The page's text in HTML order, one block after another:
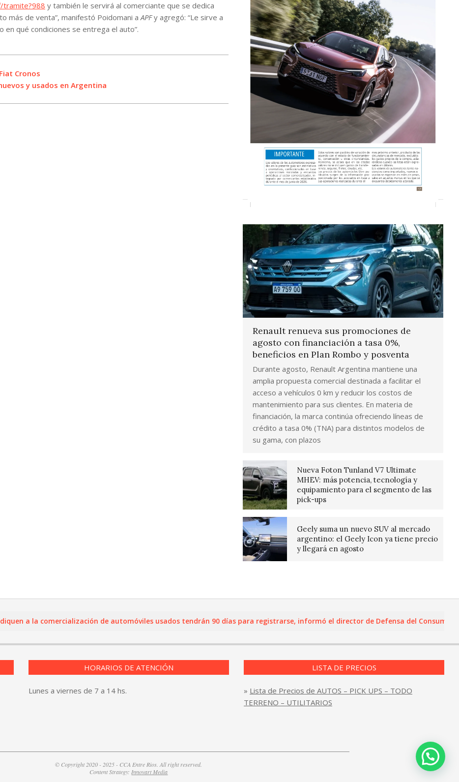
y también le servirá al comerciante que se dedica
más de venta”, manifestó Poidomani aAPFy agregó: “Le sirve a
qué condiciones se entrega el auto”.
Cronos
y usados en Argentina
Renault renueva sus promociones de
agosto con financiación a tasa 0%,
beneficios en Plan Rombo y posventa
Durante agosto, Renault Argentina mantiene una
amplia propuesta comercial destinada a facilitar el
acceso a vehículos 0 km y reducir los costos de
mantenimiento para sus clientes. En materia de
financiación, la marca continúa ofreciendo líneas de
crédito a tasa 0% (TNA) para distintos modelos de
su gama, con plazos
Nueva Foton Tunland V7 Ultimate
MHEV: más potencia, tecnología y
equipamiento para el segmento de las
pick-ups
Geely suma un nuevo SUV al mercado
argentino: el Geely Icon ya tiene precio
y llegará en agosto
la comercialización de automóviles usados tendrán 90 días para registrarse, informó el director de Defensa del Consumidor y
HORARIOS DE ATENCIÓN
Lunes a viernes de 7 a 14 hs.
LISTA DE PRECIOS
» Lista de Precios de AUTOS – PICK UPS – TODO
TERRENO – UTILITARIOS
© Copyright 2020 - 2025 - CCA Entre Rios. All right reserved.
Content Strategy: Innovart Media